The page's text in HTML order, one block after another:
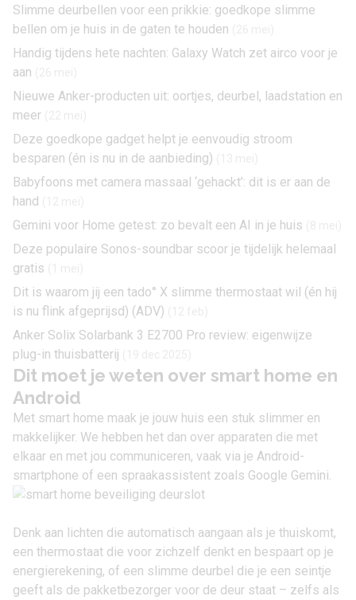
Slimme deurbellen voor een prikkie: goedkope slimme
bellen om je huis in de gaten te houden
Handig tijdens hete nachten: Galaxy Watch zet airco voor je
aan
Nieuwe Anker-producten uit: oortjes, deurbel, laadstation en
meer
Deze goedkope gadget helpt je eenvoudig stroom
besparen (én is nu in de aanbieding)
Babyfoons met camera massaal ‘gehackt’: dit is er aan de
hand
Gemini voor Home getest: zo bevalt een AI in je huis
Deze populaire Sonos-soundbar scoor je tijdelijk helemaal
gratis
Dit is waarom jij een tado° X slimme thermostaat wil (én hij
is nu flink afgeprijsd) (ADV)
Anker Solix Solarbank 3 E2700 Pro review: eigenwijze
plug-in thuisbatterij
Dit moet je weten over smart home en
Android
Met smart home maak je jouw huis een stuk slimmer en
makkelijker. We hebben het dan over apparaten die met
elkaar en met jou communiceren, vaak via je Android-
smartphone of een spraakassistent zoals Google Gemini.
Denk aan lichten die automatisch aangaan als je thuiskomt,
een thermostaat die voor zichzelf denkt en bespaart op je
energierekening, of een slimme deurbel die je een seintje
geeft als de pakketbezorger voor de deur staat – zelfs als